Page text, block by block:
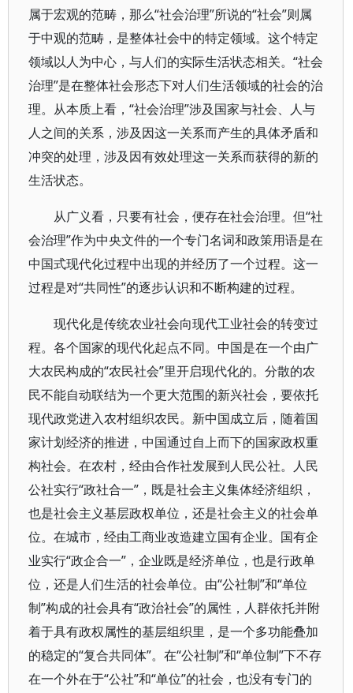
属于宏观的范畴，那么“社会治理”所说的“社会”则属
于中观的范畴，是整体社会中的特定领域。这个特定
领域以人为中心，与人们的实际生活状态相关。“社会
治理”是在整体社会形态下对人们生活领域的社会的治
理。从本质上看，“社会治理”涉及国家与社会、人与
人之间的关系，涉及因这一关系而产生的具体矛盾和
冲突的处理，涉及因有效处理这一关系而获得的新的
生活状态。
从广义看，只要有社会，便存在社会治理。但“社
会治理”作为中央文件的一个专门名词和政策用语是在
中国式现代化过程中出现的并经历了一个过程。这一
过程是对“共同性”的逐步认识和不断构建的过程。
现代化是传统农业社会向现代工业社会的转变过
程。各个国家的现代化起点不同。中国是在一个由广
大农民构成的“农民社会”里开启现代化的。分散的农
民不能自动联结为一个更大范围的新兴社会，要依托
现代政党进入农村组织农民。新中国成立后，随着国
家计划经济的推进，中国通过自上而下的国家政权重
构社会。在农村，经由合作社发展到人民公社。人民
公社实行“政社合一”，既是社会主义集体经济组织，
也是社会主义基层政权单位，还是社会主义的社会单
位。在城市，经由工商业改造建立国有企业。国有企
业实行“政企合一”，企业既是经济单位，也是行政单
位，还是人们生活的社会单位。由“公社制”和“单位
制”构成的社会具有“政治社会”的属性，人群依托并附
着于具有政权属性的基层组织里，是一个多功能叠加
的稳定的“复合共同体”。在“公社制”和“单位制”下不存
在一个外在于“公社”和“单位”的社会，也没有专门的